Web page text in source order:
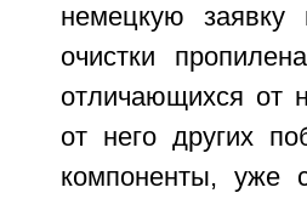
немецкую
очистки
отличающихся от
от него других
компоненты, уже